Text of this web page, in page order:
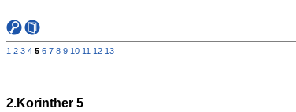
1 2 3 4 5 6 7 8 9 10 11 12 13
2.Korinther 5